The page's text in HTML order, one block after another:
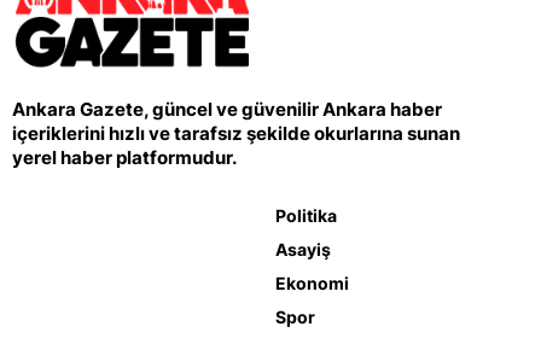
Ankara Gazete, güncel ve güvenilir Ankara haber
içeriklerini hızlı ve tarafsız şekilde okurlarına sunan
yerel haber platformudur.
Politika
Asayiş
Ekonomi
Spor